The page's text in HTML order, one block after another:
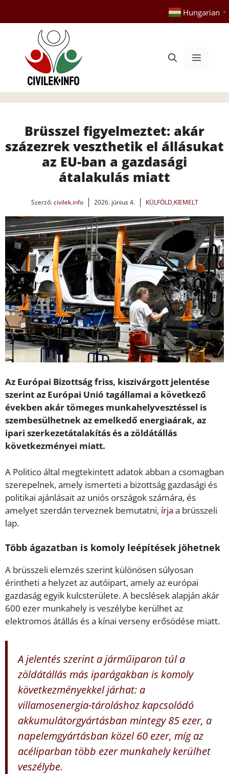
tartalomba
Hungarian ▼
Menü
Brüsszel figyelmeztet: akár
százezrek veszthetik el állásukat
az EU-ban a gazdasági
átalakulás miatt
Szerző:civilek.info 2026. június 4. KÜLFÖLD,KIEMELT
Az Európai Bizottság friss, kiszivárgott jelentése
szerint az Európai Unió tagállamai a következő
években akár tömeges munkahelyvesztéssel is
szembesülhetnek az emelkedő energiaárak, az
ipari szerkezetátalakítás és a zöldátállás
következményei miatt.
A Politico által megtekintett adatok abban a csomagban
szerepelnek, amely ismerteti a bizottság gazdasági és
politikai ajánlásait az uniós országok számára, és
amelyet szerdán terveznek bemutatni, írja a brüsszeli
lap.
Több ágazatban is komoly leépítések jöhetnek
A brüsszeli elemzés szerint különösen súlyosan
érintheti a helyzet az autóipart, amely az európai
gazdaság egyik kulcsterülete. A becslések alapján akár
600 ezer munkahely is veszélybe kerülhet az
elektromos átállás és a kínai verseny erősödése miatt.
A jelentés szerint a járműiparon túl a
zöldátállás más iparágakban is komoly
következményekkel járhat: a
villamosenergia-tároláshoz kapcsolódó
akkumulátorgyártásban mintegy 85 ezer, a
napelemgyártásban közel 60 ezer, míg az
acéliparban több ezer munkahely kerülhet
veszélybe.